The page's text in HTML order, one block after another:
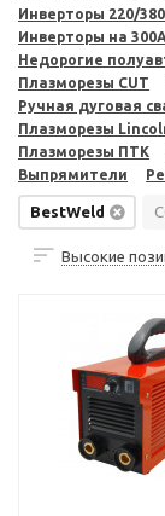
Инверторы 220/
Инверторы на 300A
Недорогие
Плазморезы CUT
Ручная дуговая
Плазморезы
Плазморезы ПТК
Выпрямители
BestWeld
Высокие